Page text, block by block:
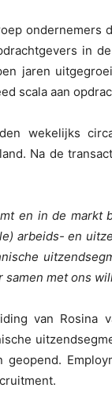
in
jaren
scala aan
wekelijks
Na de
en in de markt
arbeids- en
met ons
van Rosina